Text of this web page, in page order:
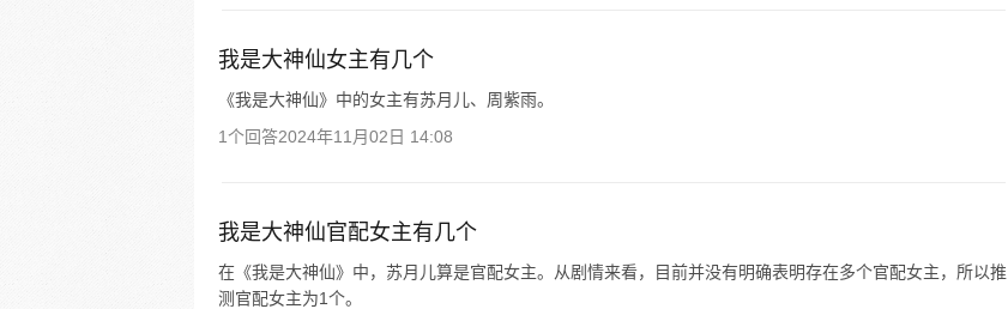
我是大神仙女主有几个
《我是大神仙》中的女主有苏月儿、周紫雨。
1个回答2024年11月02日 14:08
我是大神仙官配女主有几个
在《我是大神仙》中，苏月儿算是官配女主。从剧情来看，目前并没有明确表明存在多个官配女主，所以推
测官配女主为1个。